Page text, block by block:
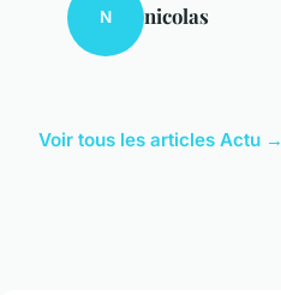
N nicolas
Voir tous les articles Actu →